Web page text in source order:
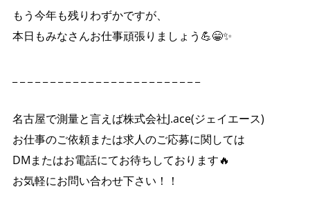
もう今年も残りわずかですが、
本日もみなさんお仕事頑張りましょう💪😁✨
名古屋で測量と言えば株式会社J.ace(ジェイエース)
お仕事のご依頼または求人のご応募に関しては
DMまたはお電話にてお待ちしております🔥
お気軽にお問い合わせ下さい！！